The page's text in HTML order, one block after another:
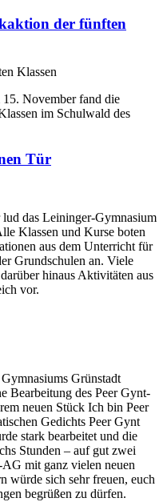
der fünften
November fand die
im Schulwald des
Tür
das Leininger-Gymnasium
Klassen und Kurse boten
aus dem Unterricht für
Grundschulen an. Viele
hinaus Aktivitäten aus
vor.
Grünstadt
Bearbeitung des Peer Gynt-
neuen Stück Ich bin Peer
Gedichts Peer Gynt
stark bearbeitet und die
Stunden – auf gut zwei
mit ganz vielen neuen
würde sich sehr freuen, euch
begrüßen zu dürfen.